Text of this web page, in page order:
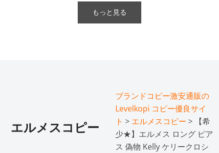
もっと見る
エルメスコピー
ブランドコピー激安通販の
Levelkopi コピー優良サイ
ト > エルメスコピー > 【希
少★】エルメス ロング ピア
ス 偽物 Kelly ケリークロシ